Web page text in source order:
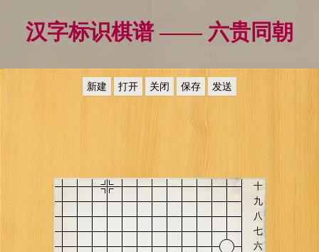
汉字标识棋谱 —— 六贵同朝
新建 打开 关闭 保存 发送